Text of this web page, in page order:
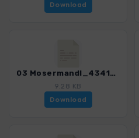
Download
03 Mosermandl_4341_2.gpx
9.28 KB
Download